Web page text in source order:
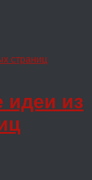
идеи из